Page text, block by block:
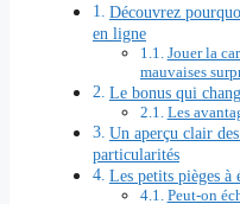
Découvrez
en ligne
Jouer la
mauvaises
Le bonus qui
Les
Un aperçu clair
particularités
Les petits pièges à
Peut-on